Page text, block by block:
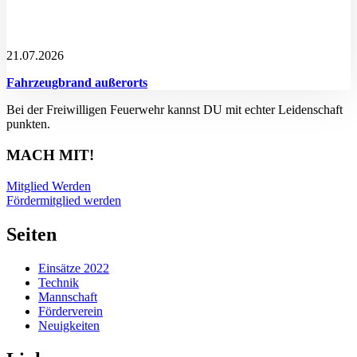
21.07.2026
Fahrzeugbrand außerorts
Bei der Freiwilligen Feuerwehr kannst DU mit echter Leidenschaft
punkten.
MACH MIT!
Mitglied Werden
Fördermitglied werden
Seiten
Einsätze 2022
Technik
Mannschaft
Förderverein
Neuigkeiten